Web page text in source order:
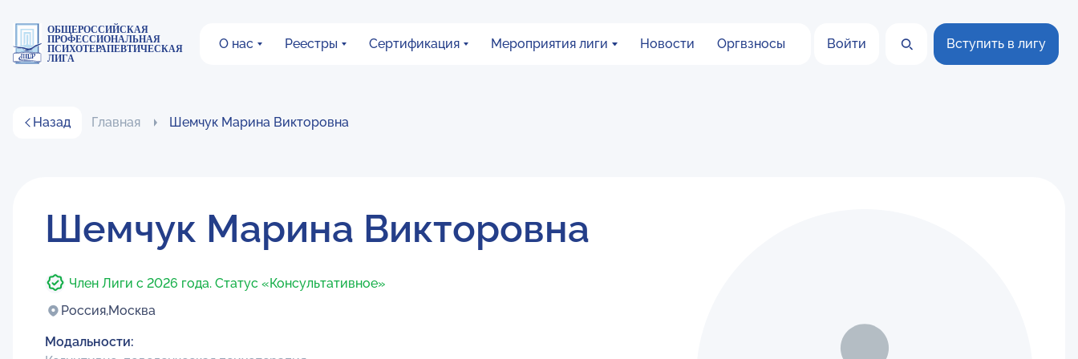
ОБЩЕРОССИЙСКАЯ
ПРОФЕССИОНАЛЬНАЯ
ПСИХОТЕРАПЕВТИЧЕСКАЯ
ЛИГА
О нас Реестры Сертификация Мероприятия лиги Новости Оргвзносы Войти Вступить в лигу
Назад Главная Шемчук Марина Викторовна
Шемчук Марина Викторовна
Член Лиги с 2026 года. Статус «Консультативное»
Россия,Москва
Модальности: